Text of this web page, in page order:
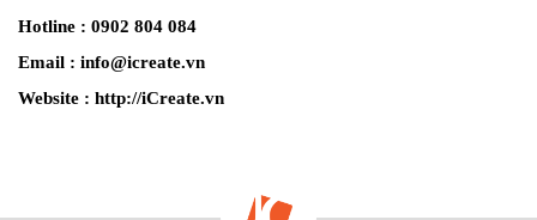
Hotline : 0902 804 084
Email : info@icreate.vn
Website : http://iCreate.vn